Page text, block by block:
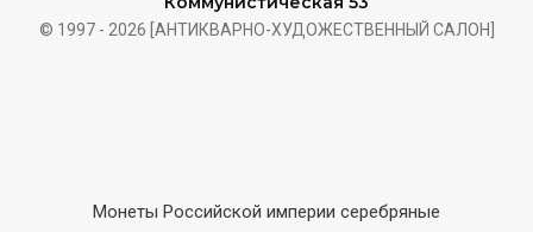
© 1997 - 2026 [АНТИКВАРНО-ХУДОЖЕСТВЕННЫЙ САЛОН]
Монеты Российской империи серебряные